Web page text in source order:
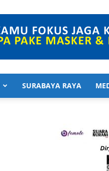
SURABAYA RAYA